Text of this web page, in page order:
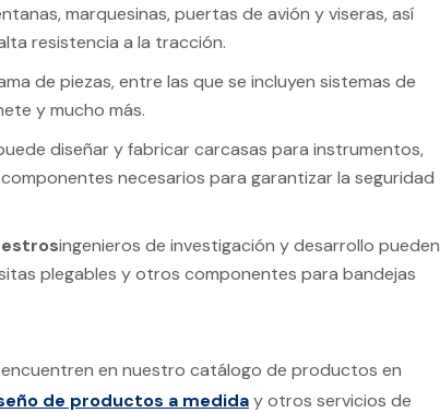
marquesinas, puertas de avión y viseras, así
resistencia a la tracción.
de piezas, entre las que se incluyen sistemas de
y mucho más.
diseñar y fabricar carcasas para instrumentos,
necesarios para garantizar la seguridad
ingenieros de investigación y desarrollo pueden
plegables y otros componentes para bandejas
en nuestro catálogo de productos en
de productos a mediday otros servicios de